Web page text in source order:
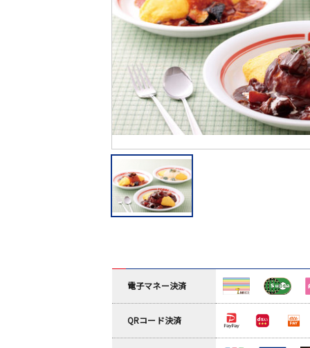
電子マネー決済
QRコード決済